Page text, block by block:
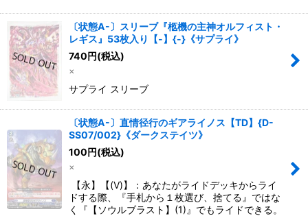
〔状態A-〕スリーブ『柩機の主神オルフィスト・
レギス』53枚入り【-】{-}《サプライ》
740円(税込)
×
サプライ スリーブ
〔状態A-〕直情径行のギアライノス【TD】{D-
SS07/002}《ダークステイツ》
100円(税込)
×
【永】【(V)】：あなたがライドデッキからライ
ドする際、『手札から１枚選び、捨てる』ではな
く『【ソウルブラスト】(1)』でもライドできる。